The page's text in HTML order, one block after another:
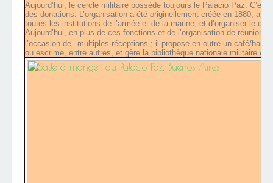
Aujourd’hui, le cercle militaire possède toujours le Palacio Paz.
des donations. L’organisation a été originellement créée en 1880,
toutes les institutions de l’armée et de la marine, et d’organiser le
Aujourd’hui, en plus de ces fonctions et de l’organisation de
l’occasion de
multiples réceptions ; il propose en outre un café/bar,
ou escrime, entre autres, et gère la bibliothèque nationale militaire et